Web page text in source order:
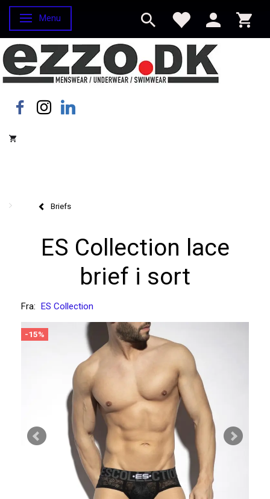
Skifte navigation
Menu
Briefs
ES Collection lace
brief i sort
Fra: ES Collection
-15%